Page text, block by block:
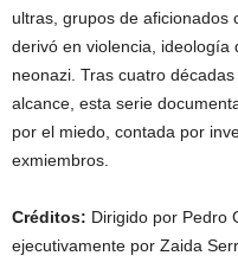
ultras, grupos de aficionados
derivó en violencia, ideología
neonazi. Tras cuatro
alcance, esta serie
por el miedo, contada por
exmiembros.
Créditos: Dirigido por Pedro
ejecutivamente por Zaida